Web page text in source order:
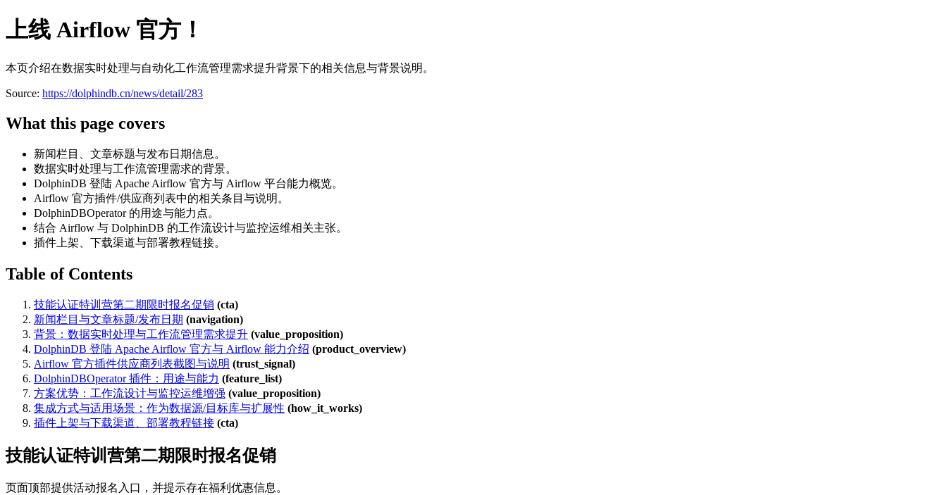
上线 Airflow 官方！
本页介绍在数据实时处理与自动化工作流管理需求提升背景下的相关信息与背景说明。
Source: https://dolphindb.cn/news/detail/283
What this page covers
新闻栏目、文章标题与发布日期信息。
数据实时处理与工作流管理需求的背景。
DolphinDB 登陆 Apache Airflow 官方与 Airflow 平台能力概览。
Airflow 官方插件/供应商列表中的相关条目与说明。
DolphinDBOperator 的用途与能力点。
结合 Airflow 与 DolphinDB 的工作流设计与监控运维相关主张。
插件上架、下载渠道与部署教程链接。
Table of Contents
技能认证特训营第二期限时报名促销 (cta)
新闻栏目与文章标题/发布日期 (navigation)
背景：数据实时处理与工作流管理需求提升 (value_proposition)
DolphinDB 登陆 Apache Airflow 官方与 Airflow 能力介绍 (product_overview)
Airflow 官方插件供应商列表截图与说明 (trust_signal)
DolphinDBOperator 插件：用途与能力 (feature_list)
方案优势：工作流设计与监控运维增强 (value_proposition)
集成方式与适用场景：作为数据源/目标库与扩展性 (how_it_works)
插件上架与下载渠道、部署教程链接 (cta)
技能认证特训营第二期限时报名促销
页面顶部提供活动报名入口，并提示存在福利优惠信息。